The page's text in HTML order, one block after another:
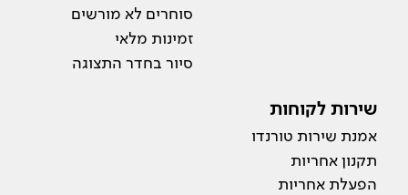
סוחרים לא מורשים
זמינות מלאי
סיור בחדר התצוגה
שירות לקוחות
אמנת שירות טורנדו
תקנון אחריות
הפעלת אחריות